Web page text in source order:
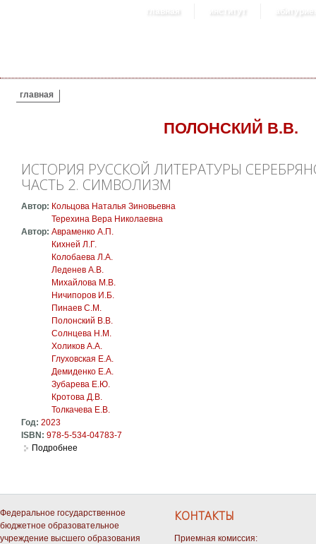
главная институт
ВЫ ЗДЕСЬ
главная
ПОЛОНСКИЙ В.В.
ИСТОРИЯ РУССКОЙ ЛИТЕРАТУРЫ
ЧАСТЬ 2. СИМВОЛИЗМ
Автор: Кольцова Наталья Зиновьевна
Терехина Вера Николаевна
Автор: Авраменко А.П.
Кихней Л.Г.
Колобаева Л.А.
Леденев А.В.
Михайлова М.В.
Ничипоров И.Б.
Пинаев С.М.
Полонский В.В.
Солнцева Н.М.
Холиков А.А.
Глуховская Е.А.
Демиденко Е.А.
Зубарева Е.Ю.
Кротова Д.В.
Толкачева Е.В.
Год: 2023
ISBN: 978-5-534-04783-7
Подробнее
Федеральное государственное
бюджетное образовательное
учреждение высшего образования
КОНТАКТЫ
Приемная комиссия: